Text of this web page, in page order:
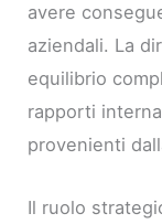
avere
aziendali. La
equilibrio
rapporti
provenienti
Il ruolo